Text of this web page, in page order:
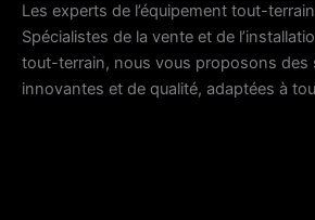
Les experts de l’équipement tout-terrain
Spécialistes de la vente et de
tout-terrain, nous vous proposons des
innovantes et de qualité, adaptées à